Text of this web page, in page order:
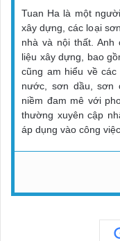
Tuan Ha là một
xây dựng, các loại
nhà và nội thất. Anh
liệu xây dựng, bao
cũng am hiểu về
nước, sơn dầu, sơn
niềm đam mê với
thường xuyên cập
áp dụng vào công